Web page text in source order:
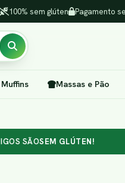
100% sem glúten Pagamento
Massas e Pão
SÃOSEM GLÚTEN!